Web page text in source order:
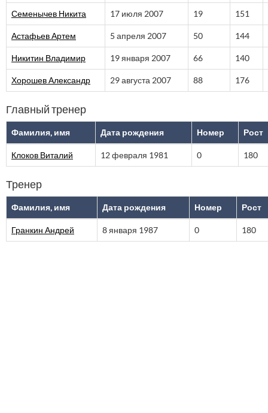
Семенычев Никита 17 июля 2007 19 151
Астафьев Артем 5 апреля 2007 50 144
Никитин Владимир 19 января 2007 66 140
Хорошев Александр 29 августа 2007 88 176
Главный тренер
Фамилия, имя Дата рождения Номер Рост
Клоков Виталий 12 февраля 1981 0 180
Тренер
Фамилия, имя Дата рождения Номер Рост
Гранкин Андрей 8 января 1987 0 180